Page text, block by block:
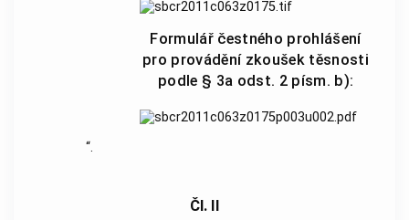
Formulář čestného prohlášení
pro provádění zkoušek těsnosti
podle § 3a odst. 2 písm. b):
“.
Čl. II